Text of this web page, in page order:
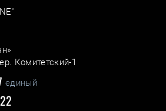
Комитетский-1
единый